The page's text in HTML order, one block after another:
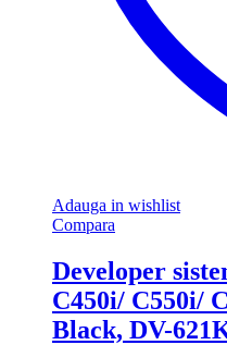
Adauga in wishlist
Compara
Developer
C450i/ C550i/
Black, DV-